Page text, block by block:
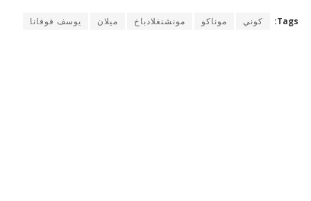
Tags: كوني موناكو مونشنغلادباخ ميلان يوسف فوفانا